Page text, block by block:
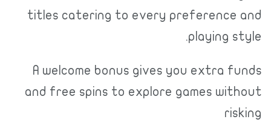
titles catering to every
A welcome bonus gives you extra
and free spins to explore games